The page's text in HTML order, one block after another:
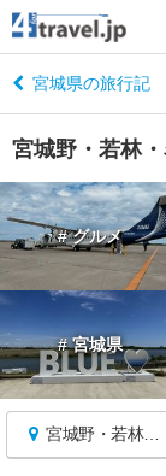
宮城県の旅行記
宮城野・若林
# グルメ
# 宮城県
宮城野・若林・
宮
城
へ
戻
宮
城
べ